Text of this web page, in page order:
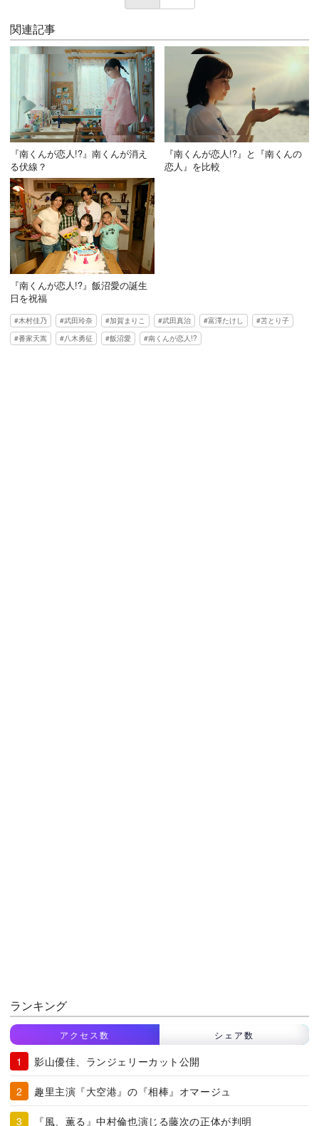
関連記事
『南くんが恋人!?』南くんが消え
る伏線？
『南くんが恋人!?』と『南くんの
恋人』を比較
『南くんが恋人!?』飯沼愛の誕生
日を祝福
木村佳乃 武田玲奈 加賀まりこ 武田真治 富澤たけし
苫とり子
番家天嵩
八木勇征 飯沼愛 南くんが恋人!?
ランキング
アクセス数 シェア数
影山優佳、ランジェリーカット公開
趣里主演『大空港』の『相棒』オマージュ
『風、薫る』中村倫也演じる藤次の正体が判明